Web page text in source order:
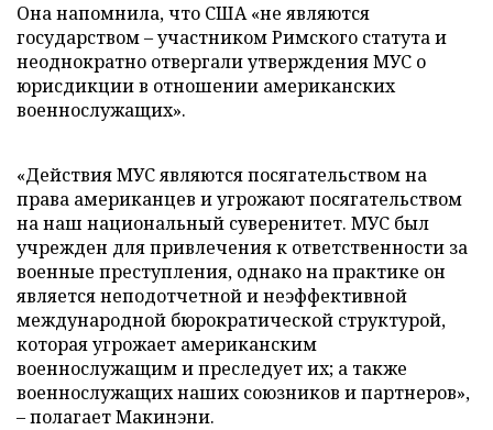
Она напомнила, что США «не являются
государством – участником Римского статута и
неоднократно отвергали утверждения МУС о
юрисдикции в отношении американских
военнослужащих».
«Действия МУС являются посягательством на
права американцев и угрожают посягательством
на наш национальный суверенитет. МУС был
учрежден для привлечения к ответственности за
военные преступления, однако на практике он
является неподотчетной и неэффективной
международной бюрократической структурой,
которая угрожает американским
военнослужащим и преследует их; а также
военнослужащих наших союзников и партнеров»,
– полагает Макинэни.